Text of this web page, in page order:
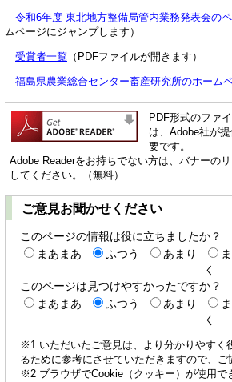
令和6年度 東北地方整備局管内業務発表会の
ムページにジャンプします）
受賞者一覧 （PDFファイルが開きます）
福島県農業総合センター畜産研究所のホーム
PDF形式のファ
は、Adobe社が
要です。
Adobe Readerをお持ちでない方は、バナーの
してください。（無料）
ご意見お聞かせください
このページの情報は役に立ちましたか？
まあまあ
ふつう あまり
く
このページは見つけやすかったですか？
まあまあ
ふつう あまり
く
※1 いただいたご意見は、より分かりやすく
るために参考にさせていただきますので、ご
※2 ブラウザでCookie（クッキー）が使用で